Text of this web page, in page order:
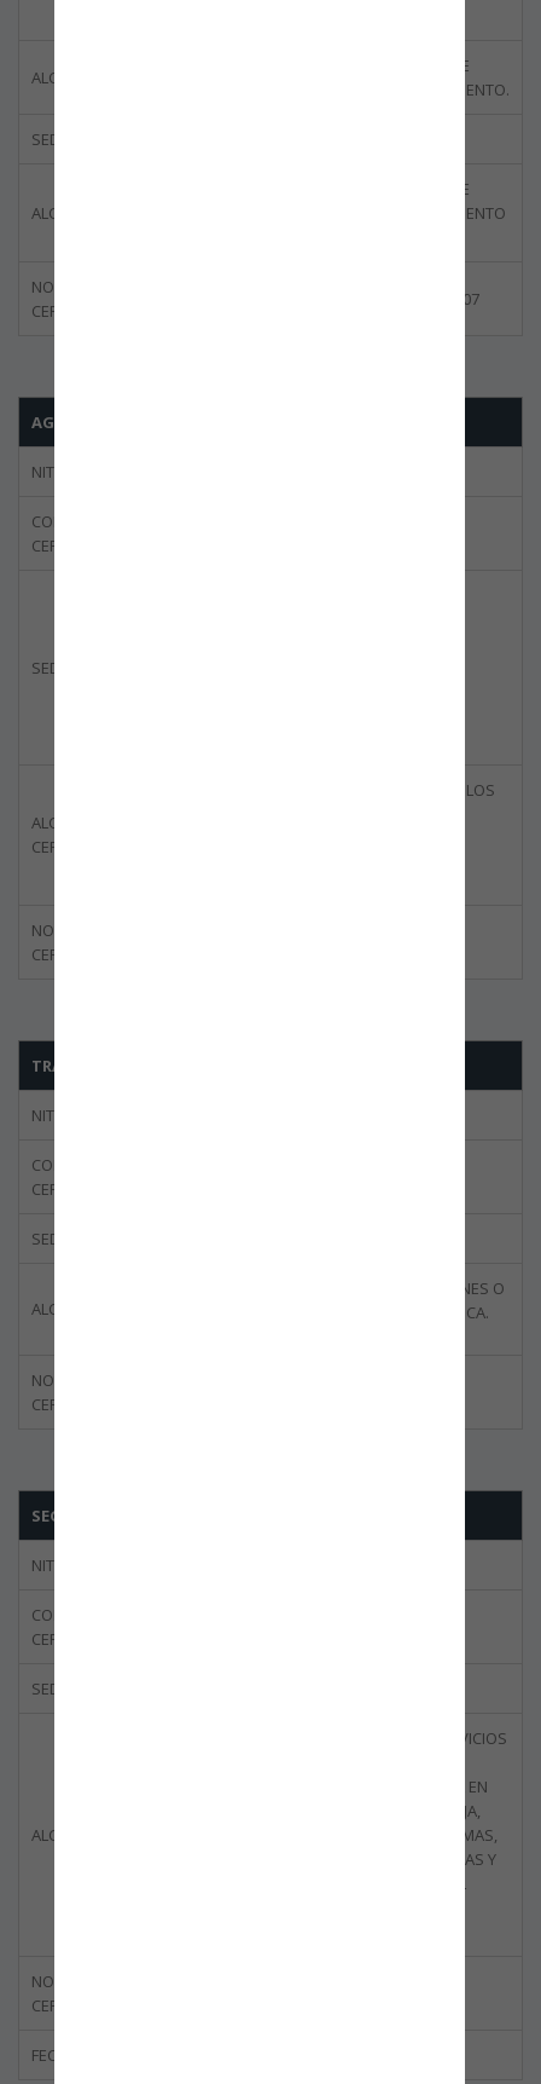
ALCANCE DE CERTIFICACIÓN
SERVICIOS DE
ALMACENAMIENTO.
SEDE CERTIFICADA
ALCANCE DE CERTIFICACIÓN
SERVICIOS DE
ALMACENAMIENTO
NORMA
CERTIFICADA
ISO 28000:2007
AGENCIA DE ADUANAS BLU LOGISTICS S.A. NIVEL 1
NIT
CODIGO DEL
CERTIFICADO
SEDE CERTIFICADA
ALCANCE DE
CERTIFICACIÓN
AGENCIAMIENTO ADUANERO EN LOS
NORMA
CERTIFICADA
TRADESERVICE GROUP INC SUCURSAL COLOMBIA.
NIT
CODIGO DEL
CERTIFICADO
SEDE CERTIFICADA
ALCANCE DE CERTIFICACIÓN
USUARIO INDUSTRIAL DE BIENES O
DE SERVICIOS DE ZONA FRANCA.
NORMA
CERTIFICADA
SEGURIDAD MONSERRATE LTDA.
NIT
CODIGO DEL
CERTIFICADO
SEDE CERTIFICADA
ALCANCE DE CERTIFICACIÓN
PRESTACIÓN DE SERVICIOS
SEGURIDAD PRIVADA EN
LAS MODALIDADES FIJA,
MÓVIL, CON Y SIN ARMAS,
ESCOLTA DE PERSONAS Y
NORMA
CERTIFICADA
FECHA DE CANCELACIÓN